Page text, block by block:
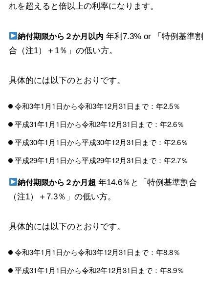
れを超えると倍以上の利率になります。
納付期限から２か月以内 年利7.3% or 「特例基準割
合（注1）＋1％」の低い方。
具体的には以下のとおりです。
令和3年1月1日から令和3年12月31日まで：年2.5％
平成31年1月1日から令和2年12月31日まで：年2.6％
平成30年1月1日から平成30年12月31日まで：年2.6％
平成29年1月1日から平成29年12月31日まで：年2.7％
納付期限から２か月超 年14.6％と「特例基準割合
（注1）＋7.3％」の低い方。
具体的には以下のとおりです。
令和3年1月1日から令和3年12月31日まで：年8.8％
平成31年1月1日から令和2年12月31日まで：年8.9％